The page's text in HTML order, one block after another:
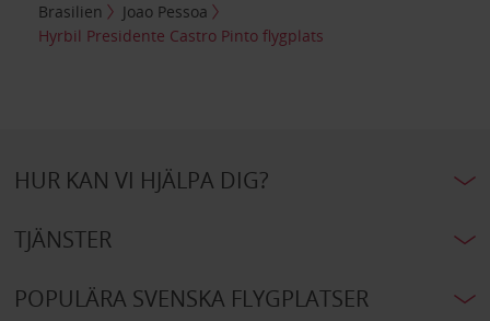
Brasilien
Joao Pessoa
Hyrbil Presidente Castro Pinto flygplats
HUR KAN VI HJÄLPA DIG?
TJÄNSTER
POPULÄRA SVENSKA FLYGPLATSER